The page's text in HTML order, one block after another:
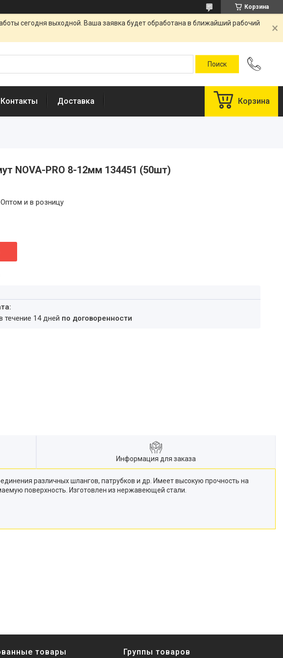
Корзина
сегодня выходной. Ваша заявка будет обработана в ближайший рабочий
Контакты Доставка Корзина
NOVA-PRO 8-12мм 134451 (50шт)
Оптом и в розницу
течение 14 дней по договоренности
Информация для заказа
различных шлангов, патрубков и др. Имеет высокую прочность на
поверхность. Изготовлен из нержавеющей стали.
товары Группы товаров